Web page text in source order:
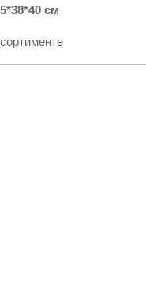
см